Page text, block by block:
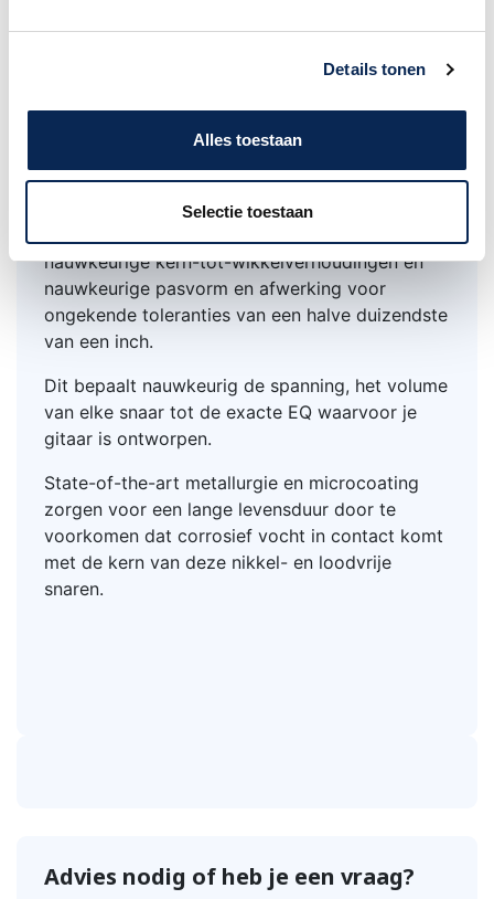
Details tonen
Alles toestaan
Selectie toestaan
Santa Cruz snaren zijn ontworpen om te doen
spanning op elke afzonderlijke snaar te leggen
om de juiste downloaddruk te creëren.
Deze berekende spanningen bepalen het
optimale relatieve volume tussen snaren, of EQ,
nauwkeurige kern-tot-wikkelverhoudingen en
nauwkeurige pasvorm en afwerking voor
ongekende toleranties van een halve duizendste
van een inch.
Dit bepaalt nauwkeurig de spanning, het volume
van elke snaar tot de exacte EQ waarvoor je
gitaar is ontworpen.
State-of-the-art metallurgie en microcoating
zorgen voor een lange levensduur door te
voorkomen dat corrosief vocht in contact komt
met de kern van deze nikkel- en loodvrije
snaren.
Advies nodig of heb je een vraag?